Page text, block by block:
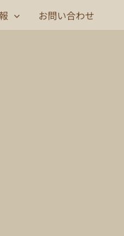
お問い合わせ